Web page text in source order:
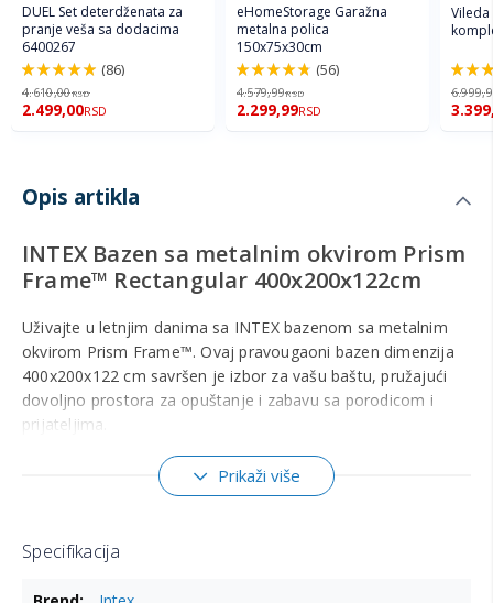
DUEL Set deterdženata za
pranje veša sa dodacima
6400267
98%
(86)
4.610,00RSD
2.499,00RSD
eHomeStorage Garažna
metalna polica
150x75x30cm
96%
(56)
4.579,99RSD
2.299,99RSD
92%
Opis artikla
INTEX Bazen sa metalnim okvirom Prism
Frame™ Rectangular 400x200x122cm
Uživajte u letnjim danima sa INTEX bazenom sa metalnim
okvirom Prism Frame™. Ovaj pravougaoni bazen dimenzija
400x200x122 cm savršen je izbor za vašu baštu, pružajući
dovoljno prostora za opuštanje i zabavu sa porodicom i
prijateljima.
Kapacitet vode i dimenzije
Sa kapacitetom vode od 8,418 litara kada je napunjen do
uživanje u vodi. Ukupne dimenzije bazena su 465x259 cm,
Prikaži više
Specifikacija